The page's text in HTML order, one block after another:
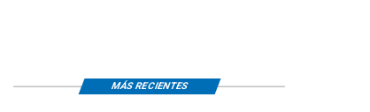
MÁS RECIENTES